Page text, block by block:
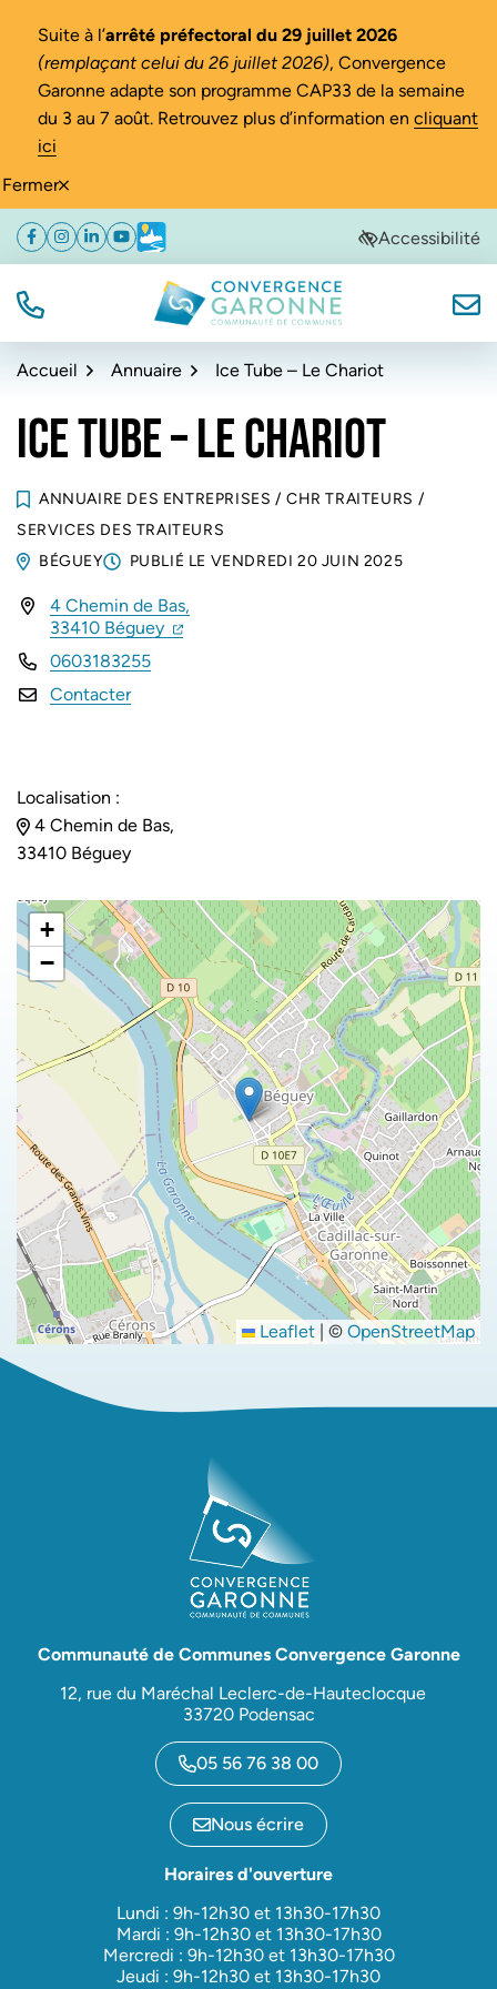
Fermer
Suite à l’arrêté préfectoral du 29 juillet 2026
(remplaçant celui du 26 juillet 2026), Convergence
Garonne adapte son programme CAP33 de la semaine
du 3 au 7 août. Retrouvez plus d’information en cliquant
ici
Aller
navigation
Aller
au
Aller
au
de
Facebook
(ouverture dans un nouvel onglet)
Instagram
(ouverture dans un nouvel onglet)
Linkedin
(ouverture dans un nouvel onglet)
YouTube
(ouverture dans un nouvel onglet)
Météo
(ouverture dans un nouvel onglet)Accessibilité
TÉL. Convergence Garonne
Accueil Annuaire Ice Tube – Le Chariot
ICE TUBE – LE CHARIOT
ANNUAIRE DES ENTREPRISES / CHR TRAITEURS /
SERVICES DES TRAITEURS
BÉGUEY
PUBLIÉ LE VENDREDI 20 JUIN 2025
INFOS UTILES
4 Chemin de Bas,
33410 Béguey (ouverture dans un nouvel onglet)
(ouverture dans un nouvel onglet)
0603183255
Contacter
Localisation :
4 Chemin de Bas,
33410 Béguey
+
−
Leaflet | © OpenStreetMap
Communauté de Communes Convergence Garonne
12, rue du Maréchal Leclerc-de-Hauteclocque
33720 Podensac
05 56 76 38 00
Nous écrire
Horaires d'ouverture
Lundi : 9h-12h30 et 13h30-17h30
Mardi : 9h-12h30 et 13h30-17h30
Mercredi : 9h-12h30 et 13h30-17h30
Jeudi : 9h-12h30 et 13h30-17h30